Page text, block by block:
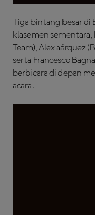
Tiga bintang besar di
klasemen
Team), Alex aárquez
serta Francesco
berbicara di depan
acara.